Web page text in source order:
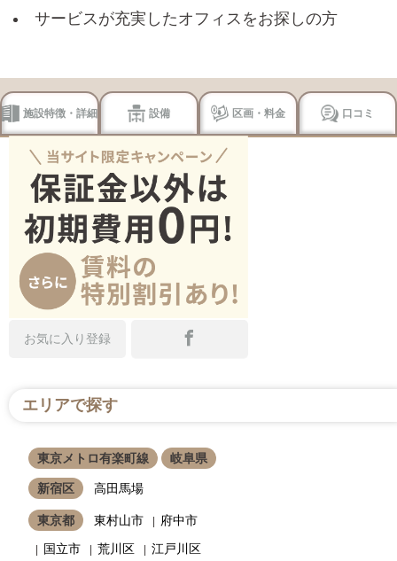
サービスが充実したオフィスをお探しの方
施設特徴・詳細 設備 区画・料金 口コミ
お気に入り登録
エリアで探す
東京メトロ有楽町線 岐阜県
新宿区 高田馬場
東京都 東村山市
府中市
国立市
荒川区
江戸川区